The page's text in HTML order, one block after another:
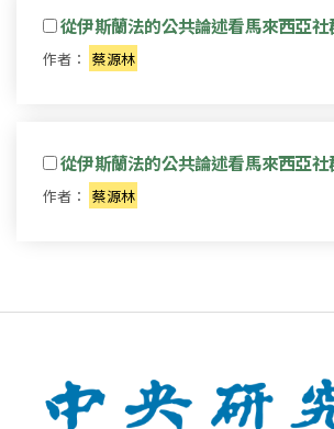
從伊斯蘭法的公共論述看馬來西亞
作者： 蔡源林
從伊斯蘭法的公共論述看馬來西亞
作者： 蔡源林